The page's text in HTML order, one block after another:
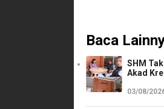
Baca
SHM
Akad
03/08/